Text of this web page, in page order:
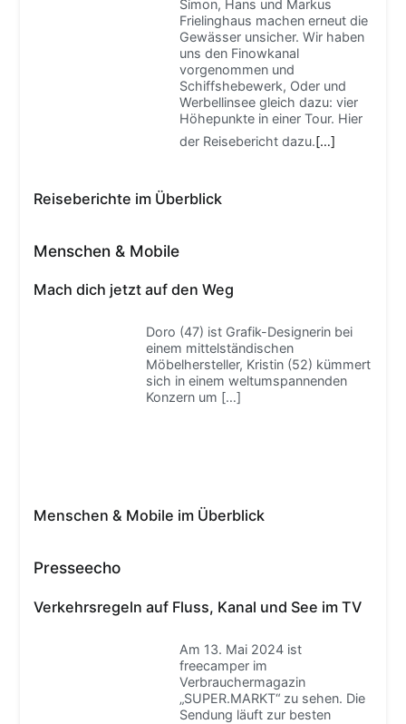
Simon, Hans und Markus
Frielinghaus machen erneut die
Gewässer unsicher. Wir haben
uns den Finowkanal
vorgenommen und
Schiffshebewerk, Oder und
Werbellinsee gleich dazu: vier
Höhepunkte in einer Tour. Hier
der Reisebericht dazu.[…]
Reiseberichte im Überblick
Menschen & Mobile
Mach dich jetzt auf den Weg
Doro (47) ist Grafik-Designerin bei
einem mittelständischen
Möbelhersteller, Kristin (52) kümmert
sich in einem weltumspannenden
Konzern um […]
Menschen & Mobile im Überblick
Presseecho
Verkehrsregeln auf Fluss, Kanal und See im TV
Am 13. Mai 2024 ist
freecamper im
Verbrauchermagazin
„SUPER.MARKT“ zu sehen. Die
Sendung läuft zur besten